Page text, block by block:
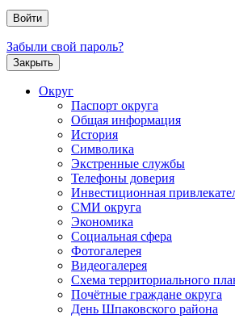
Забыли свой пароль?
Закрыть
Округ
Паспорт округа
Общая информация
История
Символика
Экстренные службы
Телефоны доверия
Инвестиционная
СМИ округа
Экономика
Социальная сфера
Фотогалерея
Видеогалерея
Схема территориального
Почётные граждане округа
День Шпаковского района